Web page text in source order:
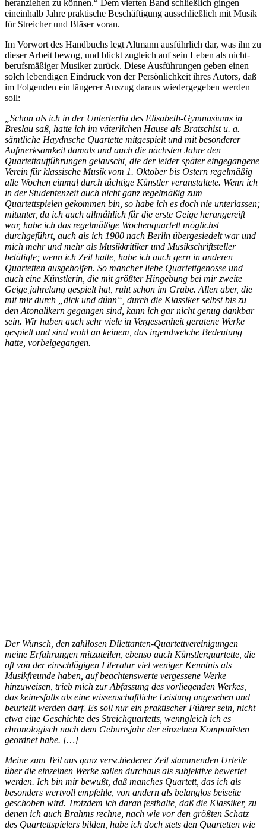
heranziehen zu können.“ Dem vierten Band schließlich gingen
eineinhalb Jahre praktische Beschäftigung ausschließlich mit Musik
für Streicher und Bläser voran.
Im Vorwort des Handbuchs legt Altmann ausführlich dar, was ihn zu
dieser Arbeit bewog, und blickt zugleich auf sein Leben als nicht-
berufsmäßiger Musiker zurück. Diese Ausführungen geben einen
solch lebendigen Eindruck von der Persönlichkeit ihres Autors, daß
im Folgenden ein längerer Auszug daraus wiedergegeben werden
soll:
„Schon als ich in der Untertertia des Elisabeth-Gymnasiums in
Breslau saß, hatte ich im väterlichen Hause als Bratschist u. a.
sämtliche Haydnsche Quartette mitgespielt und mit besonderer
Aufmerksamkeit damals und auch die nächsten Jahre den
Quartettaufführungen gelauscht, die der leider später eingegangene
Verein für klassische Musik vom 1. Oktober bis Ostern regelmäßig
alle Wochen einmal durch tüchtige Künstler veranstaltete. Wenn ich
in der Studentenzeit auch nicht ganz regelmäßig zum
Quartettspielen gekommen bin, so habe ich es doch nie unterlassen;
mitunter, da ich auch allmählich für die erste Geige herangereift
war, habe ich das regelmäßige Wochenquartett möglichst
durchgeführt, auch als ich 1900 nach Berlin übergesiedelt war und
mich mehr und mehr als Musikkritiker und Musikschriftsteller
betätigte; wenn ich Zeit hatte, habe ich auch gern in anderen
Quartetten ausgeholfen. So mancher liebe Quartettgenosse und
auch eine Künstlerin, die mit größter Hingebung bei mir zweite
Geige jahrelang gespielt hat, ruht schon im Grabe. Allen aber, die
mit mir durch „dick und dünn“, durch die Klassiker selbst bis zu
den Atonalikern gegangen sind, kann ich gar nicht genug dankbar
sein. Wir haben auch sehr viele in Vergessenheit geratene Werke
gespielt und sind wohl an keinem, das irgendwelche Bedeutung
hatte, vorbeigegangen.
Der Wunsch, den zahllosen Dilettanten-Quartettvereinigungen
meine Erfahrungen mitzuteilen, ebenso auch Künstlerquartette, die
oft von der einschlägigen Literatur viel weniger Kenntnis als
Musikfreunde haben, auf beachtenswerte vergessene Werke
hinzuweisen, trieb mich zur Abfassung des vorliegenden Werkes,
das keinesfalls als eine wissenschaftliche Leistung angesehen und
beurteilt werden darf. Es soll nur ein praktischer Führer sein, nicht
etwa eine Geschichte des Streichquartetts, wenngleich ich es
chronologisch nach dem Geburtsjahr der einzelnen Komponisten
geordnet habe. […]
Meine zum Teil aus ganz verschiedener Zeit stammenden Urteile
über die einzelnen Werke sollen durchaus als subjektive bewertet
werden. Ich bin mir bewußt, daß manches Quartett, das ich als
besonders wertvoll empfehle, von andern als belanglos beiseite
geschoben wird. Trotzdem ich daran festhalte, daß die Klassiker, zu
denen ich auch Brahms rechne, nach wie vor den größten Schatz
des Quartettspielers bilden, habe ich doch stets den Quartetten wie